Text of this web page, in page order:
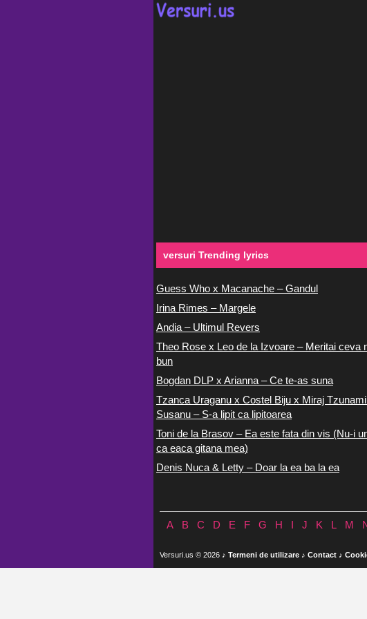
versuri Trending lyrics
Guess Who x Macanache – Gandul
Irina Rimes – Margele
Andia – Ultimul Revers
Theo Rose x Leo de la Izvoare – Meritai ceva
bun
Bogdan DLP x Arianna – Ce te-as suna
Tzanca Uraganu x Costel Biju x Miraj
Susanu – S-a lipit ca lipitoarea
Toni de la Brasov – Ea este fata din vis (Nu-i
ca eaca gitana mea)
Denis Nuca & Letty – Doar la ea ba la ea
A B C D E F G H J K L M
Versuri.us © 2026 ♪ Termeni de utilizare ♪ Contact ♪